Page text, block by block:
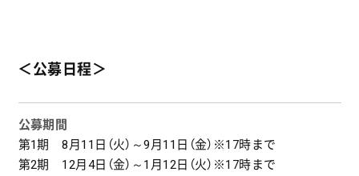
＜公募日程＞
公募期間
第1期 8月11日（火）～9月11日（金）※17時まで
第2期 12月4日（金）～1月12日（火）※17時まで